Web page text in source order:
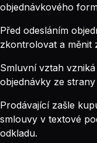
objednávkového
Před odesláním
zkontrolovat a měnit
Smluvní vztah
objednávky ze
Prodávající zašle
smlouvy v textové
odkladu.